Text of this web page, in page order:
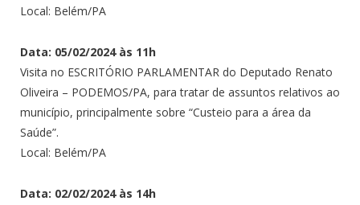
Local: Belém/PA
Data: 05/02/2024 às 11h
Visita no ESCRITÓRIO PARLAMENTAR do Deputado Renato
Oliveira – PODEMOS/PA, para tratar de assuntos relativos ao
município, principalmente sobre “Custeio para a área da
Saúde”.
Local: Belém/PA
Data: 02/02/2024 às 14h